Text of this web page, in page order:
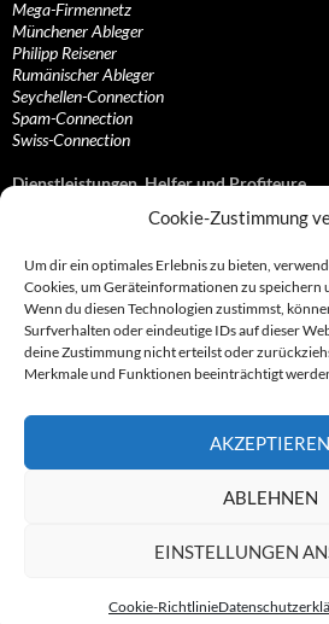
Cookie-Zustimmung
Um dir ein optimales Erlebnis zu bieten,
Cookies, um Geräteinformationen zu
Wenn du diesen Technologien zustimmst,
Surfverhalten oder eindeutige IDs auf dieser
deine Zustimmung nicht erteilst oder
Merkmale und Funktionen beeinträchtigt
AKZEPTIEREN
ABLEHNEN
EINSTELLUNGEN
Cookie-Richtlinie
Mega-Firmennetz
Münchener Ableger
Philipp Reisener
Rumänischer Ableger
Seychellen-Connection
Spam-Connection
Swiss-Connection
Dienstleistungen, Helfer und Profiteure
Anonymisierungsdienste, VPN- und Web-
Bezahlsysteme, Finanzdienstleister und…
Bürodienstleister, Firmengründer- und/oder…
Datenhändler, Adressbroker und
Hosting, Routing, Provider, Domain-, Web-
Inkasso, Forderungsmanagement und
Spieleanbieter, Online- und Browsergames
Partnerprogramme, Vertriebskanäle- und…
Telekommunikationsdienstleister, Internet…
Vereine, Verbände, Vereinigungen und
Web-Rotlichtbezirk, Erotik- und XXX-Anbieter
Sonstige Dienstleister, Profiteure und
© 2007 - 2026 by Abzocknews.de